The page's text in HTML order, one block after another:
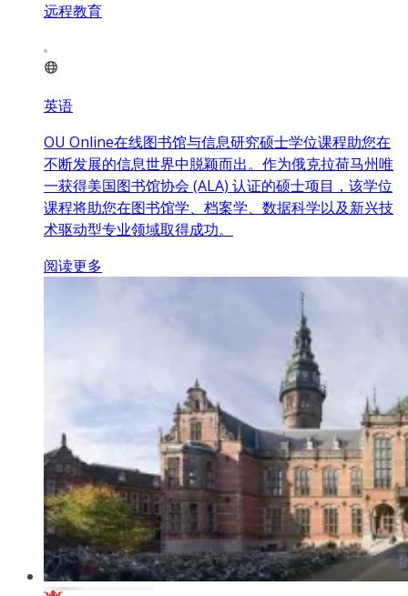
远程教育
英语
OU Online在线图书馆与信息研究硕士学位课程助您在
不断发展的信息世界中脱颖而出。作为俄克拉荷马州唯
一获得美国图书馆协会 (ALA) 认证的硕士项目，该学位
课程将助您在图书馆学、档案学、数据科学以及新兴技
术驱动型专业领域取得成功。
阅读更多